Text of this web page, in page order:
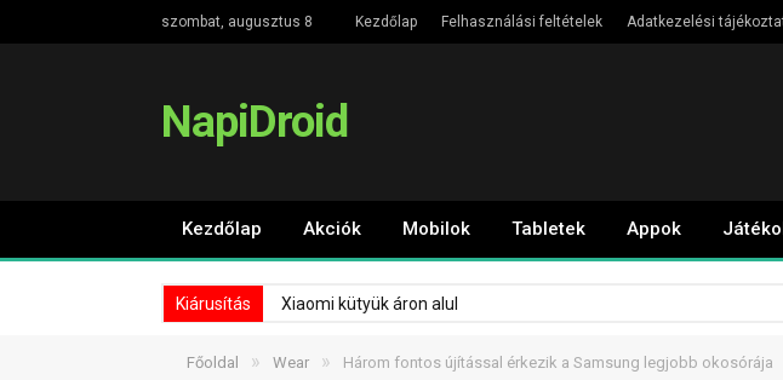
szombat, augusztus 8 Kezdőlap Felhasználási feltételek Adatkezelési
NapiDroid
Kezdőlap Akciók Mobilok Tabletek Appok
Kiárusítás Xiaomi kütyük áron alul
Főoldal » Wear » Három fontos újítással érkezik a Samsung legjobb okosórája